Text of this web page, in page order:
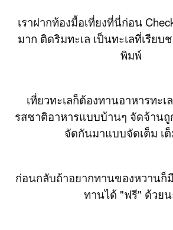
เราฝากท้องมื้อเที่ยงที่นี่ก่อน
มาก ติดริมทะเล เป็นทะเลที่เรีย
พิมพ์
เที่ยวทะเลก็ต้องทานอาหารทะ
รสชาติอาหารแบบบ้านๆ จัดจ้านถู
จัดกันมาแบบจัดเต็ม เ
ก่อนกลับถ้าอยากทานของหวานก็
ทานได้ "ฟรี" ด้วย